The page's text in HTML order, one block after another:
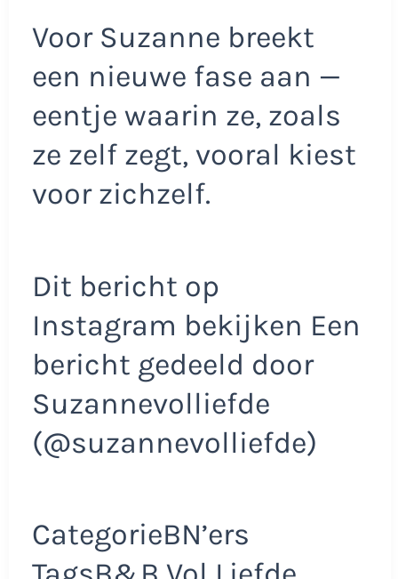
Voor Suzanne breekt
een nieuwe fase aan —
eentje waarin ze, zoals
ze zelf zegt, vooral kiest
voor zichzelf.
Dit bericht op
Instagram bekijken Een
bericht gedeeld door
Suzannevolliefde
(@suzannevolliefde)
CategorieBN’ers